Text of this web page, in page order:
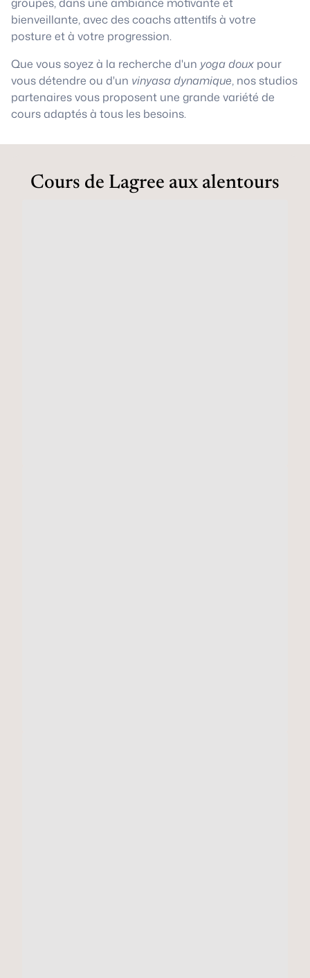
bienveillante, avec des coachs attentifs à votre
posture et à votre progression.
Que vous soyez à la recherche d'un yoga doux pour
vous détendre ou d'un vinyasa dynamique, nos studios
partenaires vous proposent une grande variété de
cours adaptés à tous les besoins.
Cours de Lagree aux alentours